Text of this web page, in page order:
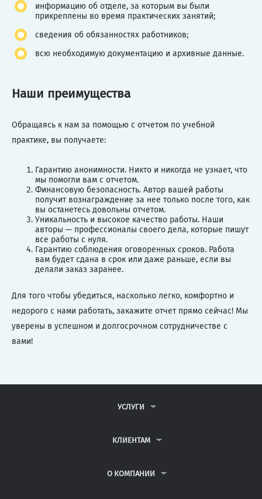
информацию об отделе, за которым вы были
прикреплены во время практических занятий;
сведения об обязанностях работников;
всю необходимую документацию и архивные данные.
Наши преимущества
Обращаясь к нам за помощью с отчетом по учебной
практике, вы получаете:
Гарантию анонимности. Никто и никогда не узнает, что
мы помогли вам с отчетом.
Финансовую безопасность. Автор вашей работы
получит вознаграждение за нее только после того, как
вы останетесь довольны отчетом.
Уникальность и высокое качество работы. Наши
авторы — профессионалы своего дела, которые пишут
все работы с нуля.
Гарантию соблюдения оговоренных сроков. Работа
вам будет сдана в срок или даже раньше, если вы
делали заказ заранее.
Для того чтобы убедиться, насколько легко, комфортно и
недорого с нами работать, закажите отчет прямо сейчас! Мы
уверены в успешном и долгосрочном сотрудничестве с
вами!
УСЛУГИ
ДИПЛОМНЫЕ РАБОТЫ
РЕФЕРАТЫ
КЛИЕНТАМ
ВОПРОСЫ И ОТВЕТЫ
О КОМПАНИИ